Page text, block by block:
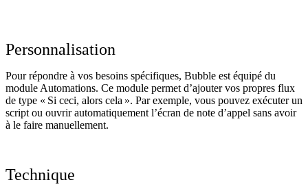
Personnalisation
Pour répondre à vos besoins spécifiques, Bubble est équipé du
module Automations. Ce module permet d’ajouter vos propres flux
de type « Si ceci, alors cela ». Par exemple, vous pouvez exécuter un
script ou ouvrir automatiquement l’écran de note d’appel sans avoir
à le faire manuellement.
Technique